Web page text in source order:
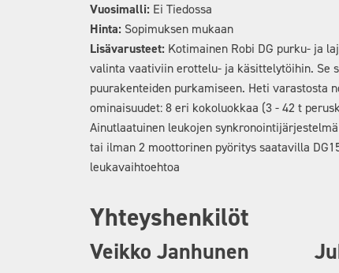
Vuosimalli: Ei Tiedossa
Hinta: Sopimuksen mukaan
Lisävarusteet: Kotimainen Robi DG purku- ja
valinta vaativiin erottelu- ja käsittelytöihin. Se
puurakenteiden purkamiseen. Heti varastosta
ominaisuudet: 8 eri kokoluokkaa (3 - 42 t
Ainutlaatuinen leukojen
tai ilman 2 moottorinen pyöritys saatavilla
leukavaihtoehtoa
Yhteyshenkilöt
Veikko Janhunen